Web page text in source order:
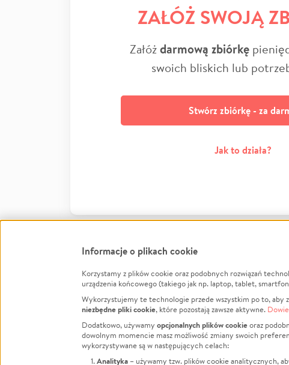
ZAŁÓŻ SWOJĄ
Załóżdarmową zbiórkę
swoich bliskich lub
Stwórz zbiórkę - za
Jak to działa?
FacebookTwitter Instagram
LinkedInTikTok Youtube
Informacje
Jak to
Regulamin
Polityka
Informacje o plikach cookie
Korzystamy z plików cookie oraz podobnych rozwiązań
urządzenia końcowego (takiego jak np. laptop, tablet,
Wykorzystujemy te technologie przede wszystkim po to, aby
niezbędne pliki cookie, które pozostają zawsze aktywne.
Dodatkowo, używamy opcjonalnych plików cookieoraz
dowolnym momencie masz możliwość zmiany swoich
wykorzystywane są w następujących celach:
Analityka – używamy tzw. plików cookie analitycznych,